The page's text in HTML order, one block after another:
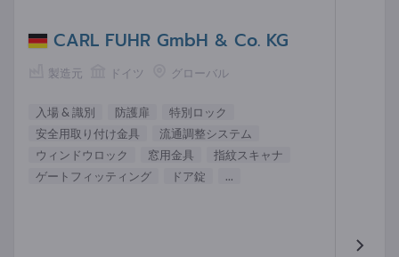
CARL FUHR GmbH & Co. KG
製造元 ドイツ グローバル
入場 & 識別 防護扉
特別ロック
安全用取り付け金具
流通調整システム
ウィンドウロック
窓用金具
指紋スキャナ
ゲートフィッティング
ドア錠 ...